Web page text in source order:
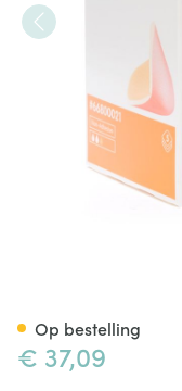
€ 37,09
Op bestelling